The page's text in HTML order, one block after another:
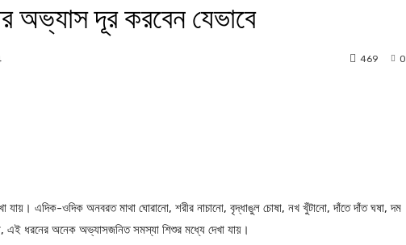
অভ্যাস দূর করবেন যেভাবে
0
469
যায়। এদিক-ওদিক অনবরত মাথা ঘোরানো, শরীর নাচানো, বৃদ্ধাঙুল চোষা, নখ খুঁটানো, দাঁতে দাঁত ঘষা, দম
এই ধরনের অনেক অভ্যাসজনিত সমস্যা শিশুর মধ্যে দেখা যায়।